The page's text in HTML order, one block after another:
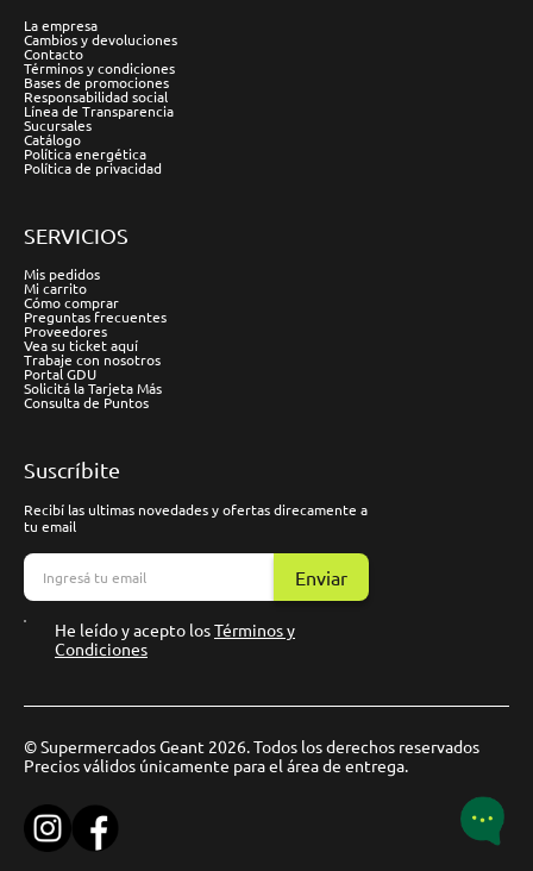
La empresa
Cambios y devoluciones
Contacto
Términos y condiciones
Bases de promociones
Responsabilidad social
Línea de Transparencia
Sucursales
Catálogo
Política energética
Política de privacidad
SERVICIOS
Mis pedidos
Mi carrito
Cómo comprar
Preguntas frecuentes
Proveedores
Vea su ticket aquí
Trabaje con nosotros
Portal GDU
Solicitá la Tarjeta Más
Consulta de Puntos
Suscríbite
Recibí las ultimas novedades y ofertas direcamente a
tu email
Enviar
He leído y acepto losTérminos y
Condiciones
© Supermercados Geant 2026. Todos los derechos reservados
Precios válidos únicamente para el área de entrega.